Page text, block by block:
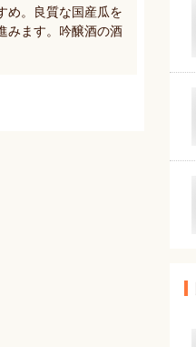
め。良質な国産瓜を
みます。吟醸酒の酒